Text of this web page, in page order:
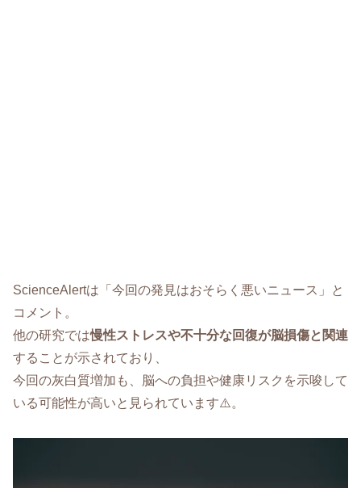
ScienceAlertは「今回の発見はおそらく悪いニュース」と
コメント。
他の研究では慢性ストレスや不十分な回復が脳損傷と関連
することが示されており、
今回の灰白質増加も、脳への負担や健康リスクを示唆して
いる可能性が高いと見られています⚠️。